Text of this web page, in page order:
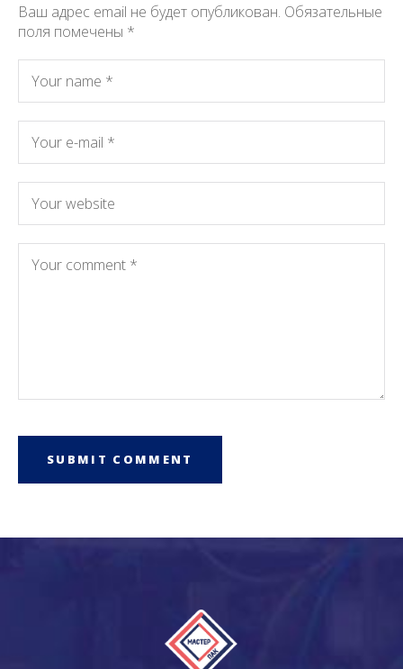
Ваш адрес email не будет опубликован. Обязательные
поля помечены *